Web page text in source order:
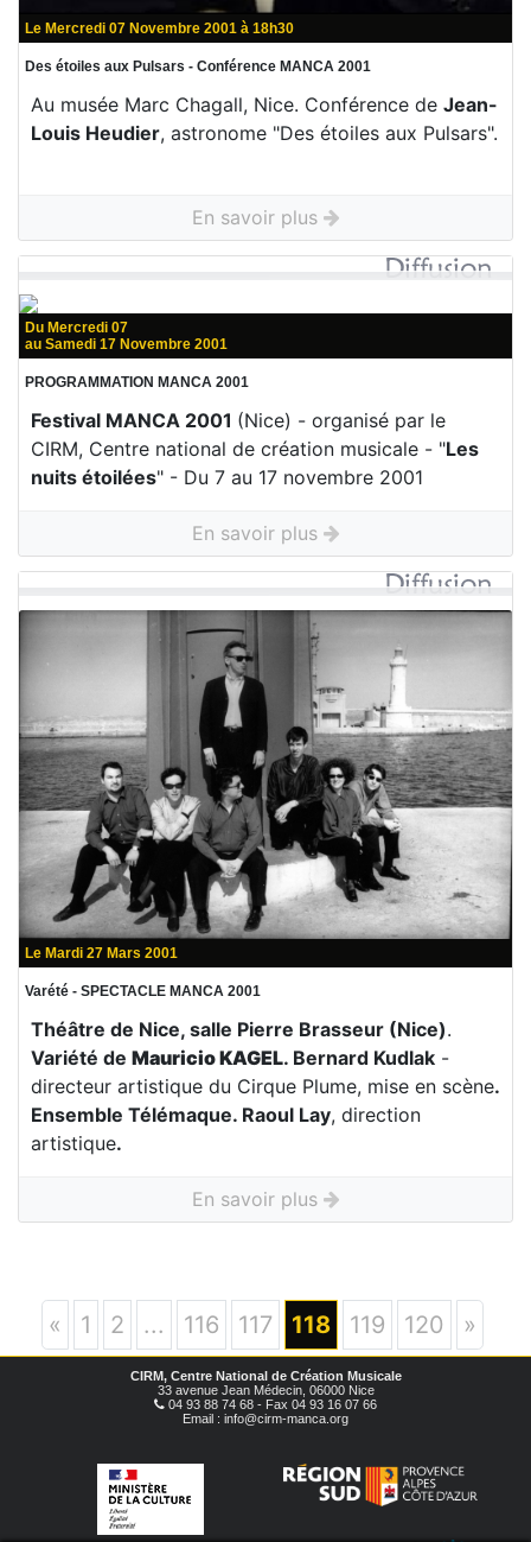
Le Mercredi 07 Novembre 2001 à 18h30
Des étoiles aux Pulsars - Conférence MANCA 2001
Au musée Marc Chagall, Nice. Conférence de Jean-
Louis Heudier, astronome "Des étoiles aux Pulsars".
En savoir plus
Du Mercredi 07
au Samedi 17 Novembre 2001
PROGRAMMATION MANCA 2001
Festival MANCA 2001 (Nice) - organisé par le
CIRM, Centre national de création musicale - "Les
nuits étoilées" - Du 7 au 17 novembre 2001
En savoir plus
Le Mardi 27 Mars 2001
Varété - SPECTACLE MANCA 2001
Théâtre de Nice, salle Pierre Brasseur (Nice).
Variété de Mauricio KAGEL. Bernard Kudlak -
directeur artistique du Cirque Plume, mise en scène.
Ensemble Télémaque. Raoul Lay, direction
artistique.
En savoir plus
« 1 2 ... 116 117 118 119 120 »
CIRM, Centre National de Création Musicale
33 avenue Jean Médecin, 06000 Nice
04 93 88 74 68 - Fax 04 93 16 07 66
Email : info@cirm-manca.org